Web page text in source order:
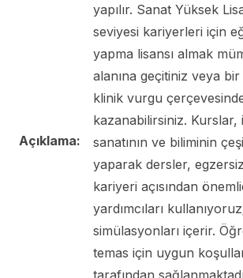
Açıklama:
yapılır. Sanat Yüksek
seviyesi kariyerleri için
yapma lisansı almak
alanına geçitiniz veya
klinik vurgu
kazanabilirsiniz. Kurslar,
sanatının ve biliminin
yaparak dersler,
kariyeri açısından
yardımcıları
simülasyonları içerir.
temas için uygun
tarafından